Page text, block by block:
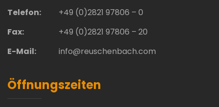
Telefon:
+49 (0)2821 97806 – 0
Fax:
+49 (0)2821 97806 – 20
E-Mail:
info@reuschenbach.com
Öffnungszeiten